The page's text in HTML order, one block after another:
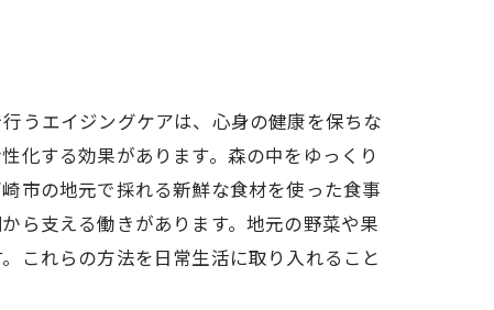
うエイジングケアは、心身の健康を保ちな
化する効果があります。森の中をゆっくり
市の地元で採れる新鮮な食材を使った食事
ら支える働きがあります。地元の野菜や果
これらの方法を日常生活に取り入れること